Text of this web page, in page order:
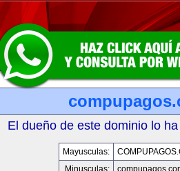
El dueño de este dominio lo
Mayusculas:
Minusculas: